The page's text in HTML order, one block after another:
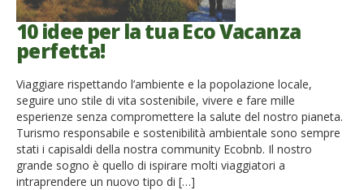
10 idee per la tua Eco Vacanza
perfetta!
Viaggiare rispettando l’ambiente e la popolazione locale,
seguire uno stile di vita sostenibile, vivere e fare mille
esperienze senza compromettere la salute del nostro pianeta.
Turismo responsabile e sostenibilità ambientale sono sempre
stati i capisaldi della nostra community Ecobnb. Il nostro
grande sogno è quello di ispirare molti viaggiatori a
intraprendere un nuovo tipo di […]